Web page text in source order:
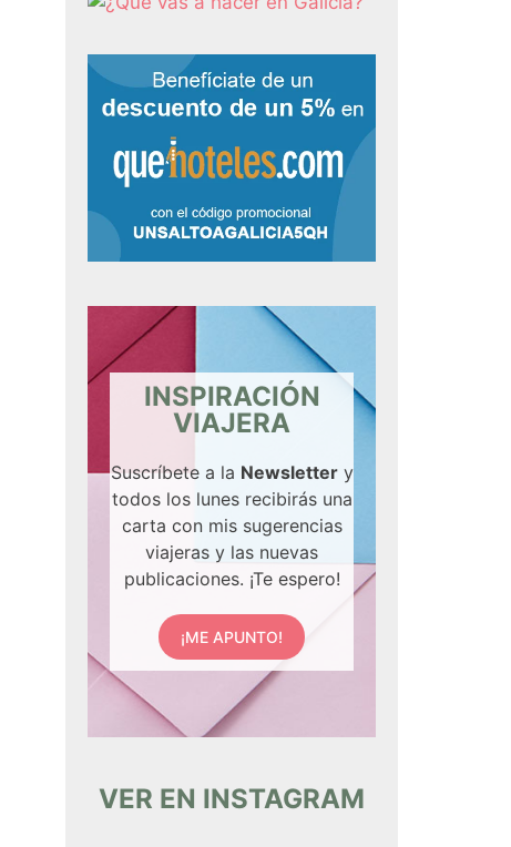
INSPIRACIÓN
VIAJERA
Suscríbete a la Newslettery
todos los lunes recibirás una
carta con mis sugerencias
viajeras y las nuevas
publicaciones. ¡Te espero!
¡ME APUNTO!
VER EN INSTAGRAM